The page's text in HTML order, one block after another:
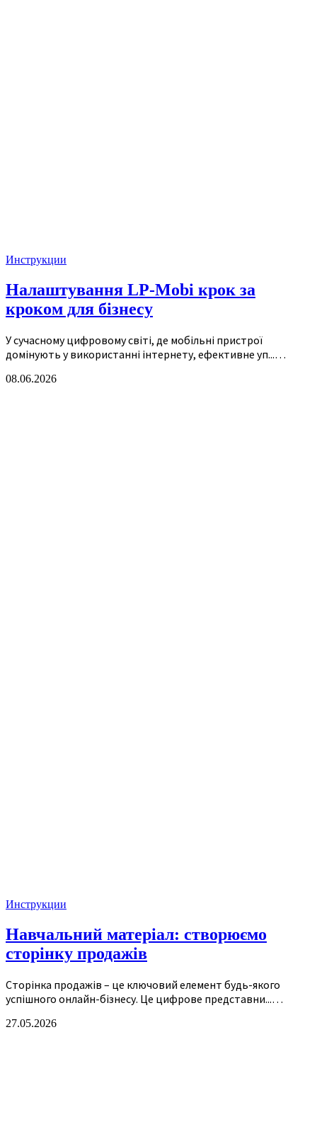
Инструкции
Налаштування LP-Mobi крок за
кроком для бізнесу
У сучасному цифровому світі, де мобільні пристрої
домінують у використанні інтернету, ефективне уп...…
08.06.2026
Инструкции
Навчальний матеріал: створюємо
сторінку продажів
Сторінка продажів – це ключовий елемент будь-якого
успішного онлайн-бізнесу. Це цифрове представни...…
27.05.2026